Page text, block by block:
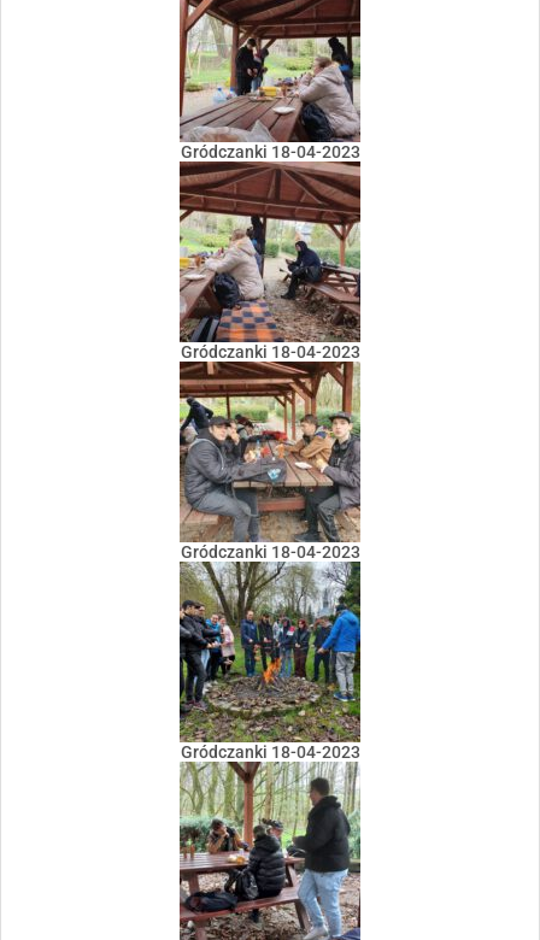
Gródczanki 18-04-2023
Gródczanki 18-04-2023
Gródczanki 18-04-2023
Gródczanki 18-04-2023